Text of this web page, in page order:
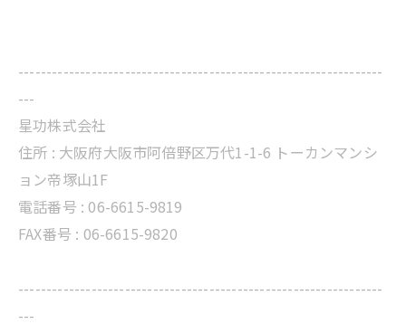
-----------------------------------------------------------------
---
星功株式会社
住所 : 大阪府大阪市阿倍野区万代1-1-6 トーカンマンシ
ョン帝塚山1F
電話番号 : 06-6615-9819
FAX番号 : 06-6615-9820
-----------------------------------------------------------------
---